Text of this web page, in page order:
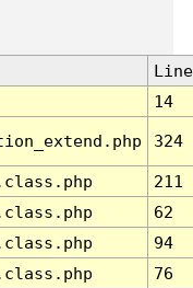
Line
14
324
211
62
94
76